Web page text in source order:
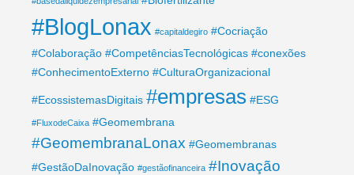
#BlogLonax #capitaldegiro #Cocriação
#Colaboração #CompetênciasTecnológicas #conexões
#ConhecimentoExterno #CulturaOrganizacional
#EcossistemasDigitais #empresas #ESG
#FluxodeCaixa #Geomembrana
#GeomembranaLonax #Geomembranas
#GestãoDaInovação #gestãofinanceira #Inovação